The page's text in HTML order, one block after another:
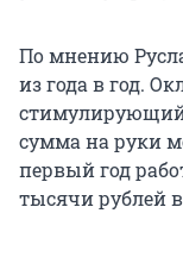
По мнению
из года в год.
стимулирующий
сумма на руки
первый год
тысячи рублей